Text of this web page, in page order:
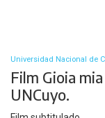
Universidad Nacional de
Film Gioia
UNCuyo.